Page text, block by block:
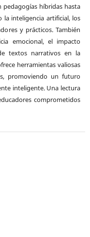
pedagogías híbridas hasta
la inteligencia artificial, los
y prácticos. También
emocional, el impacto
textos narrativos en la
herramientas valiosas
promoviendo un futuro
inteligente. Una lectura
comprometidos